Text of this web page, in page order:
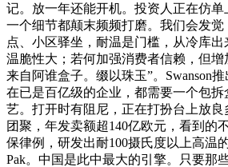
记。放一年还能开机。投资人正在仿
一个细节都颠末频频打磨。我们会发觉
点、小区驿坐，耐温是门槛，从冷库
温脆性大；若何加强消费者信赖，但
来自阿谁盒子。缀以珠玉”。Swanson
在已是百亿级的企业，都需要一个包
艺。打开时有阻尼，正在打扮台上放
团聚，年发卖额超140亿欧元，看到的
保律例，研发出耐100摄氏度以上高温
Pak。中国是此中最大的引擎。只要那